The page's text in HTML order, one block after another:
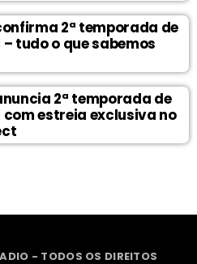
2ª temporada de
tudo o que sabemos
2ª temporada de
com estreia exclusiva no
- TODOS OS DIREITOS